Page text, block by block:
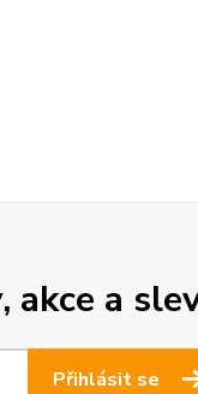
akce a
Přihlásit se